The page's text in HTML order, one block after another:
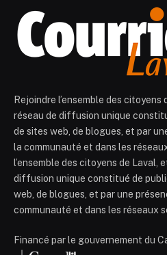
Rejoindre l’ensemble des
réseau de diffusion unique
de sites web, de blogues, et par
la communauté et dans les
l’ensemble des citoyens de Laval,
diffusion unique constitué de
web, de blogues, et par une
communauté et dans les réseaux
Financé par le gouvernement du